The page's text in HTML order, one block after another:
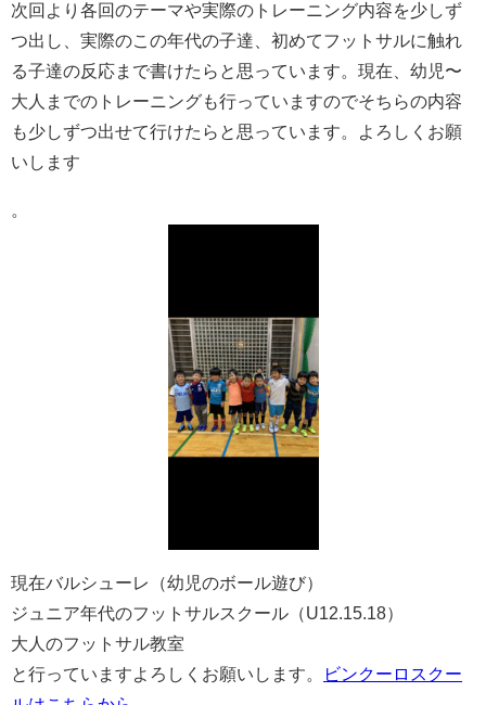
次回より各回のテーマや実際のトレーニング内容を少しず
つ出し、実際のこの年代の子達、初めてフットサルに触れ
る子達の反応まで書けたらと思っています。現在、幼児〜
大人までのトレーニングも行っていますのでそちらの内容
も少しずつ出せて行けたらと思っています。よろしくお願
いします
現在バルシューレ（幼児のボール遊び）
ジュニア年代のフットサルスクール（U12.15.18）
大人のフットサル教室
と行っていますよろしくお願いします。
ビンクーロスクー